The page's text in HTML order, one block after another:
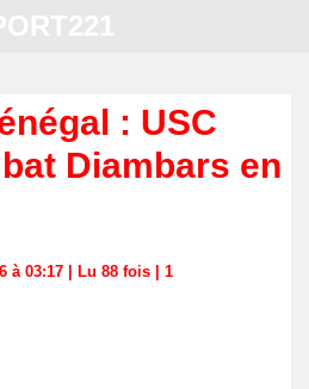
: USC
Diambars en
à 03:17 | Lu 88 fois | 1